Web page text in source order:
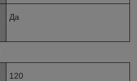
Да
120